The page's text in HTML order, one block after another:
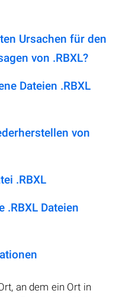
Ursachen für den
von .RBXL?
Dateien .RBXL
von
.RBXL
.RBXL Dateien
an dem ein Ort in